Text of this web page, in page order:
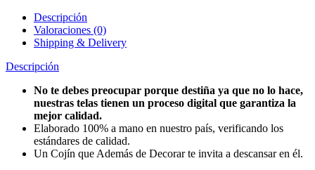
Descripción
Valoraciones (0)
Shipping & Delivery
Descripción
No te debes preocupar porque destiña ya que no lo hace,
nuestras telas tienen un proceso digital que garantiza la
mejor calidad.
Elaborado 100% a mano en nuestro país, verificando los
estándares de calidad.
Un Cojín que Además de Decorar te invita a descansar en él.